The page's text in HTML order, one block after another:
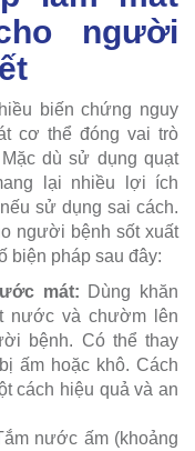
người
biến chứng nguy
cơ thể đóng vai trò
dù sử dụng quạt
lại nhiều lợi ích
sử dụng sai cách.
người bệnh sốt xuất
biện pháp sau đây:
mát: Dùng khăn
nước và chườm lên
bệnh. Có thể thay
ấm hoặc khô. Cách
cách hiệu quả và an
nước ấm (khoảng